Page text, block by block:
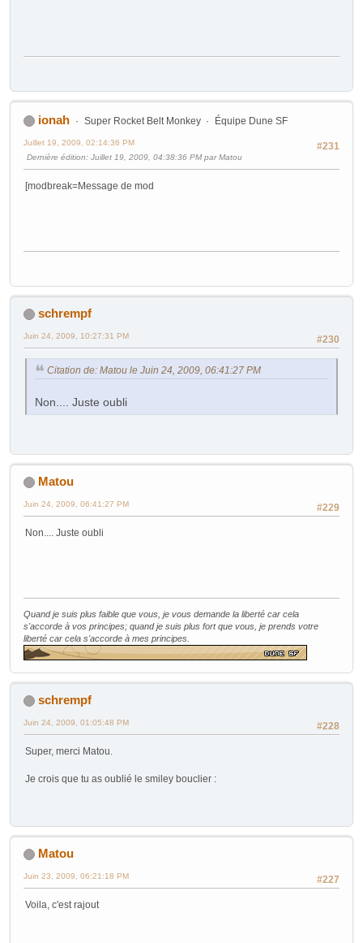
ionah Super Rocket Belt Monkey Équipe Dune SF
#231
Juillet 19, 2009, 02:14:36 PM
Dernière édition: Juillet 19, 2009, 04:38:36 PM par Matou
[modbreak=Message de mod
schrempf
#230
Juin 24, 2009, 10:27:31 PM
Citation de: Matou le Juin 24, 2009, 06:41:27 PM
Non.... Juste oubli
Matou
#229
Juin 24, 2009, 06:41:27 PM
Non.... Juste oubli
Quand je suis plus faible que vous, je vous demande la liberté car cela
s'accorde à vos principes; quand je suis plus fort que vous, je prends votre
liberté car cela s'accorde à mes principes.
schrempf
#228
Juin 24, 2009, 01:05:48 PM
Super, merci Matou.
Je crois que tu as oublié le smiley bouclier :
Matou
#227
Juin 23, 2009, 06:21:18 PM
Voila, c'est rajout